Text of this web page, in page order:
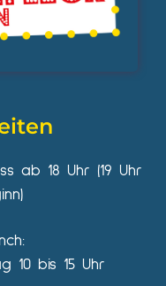
ab 18 Uhr (19 Uhr
10 bis 15 Uhr